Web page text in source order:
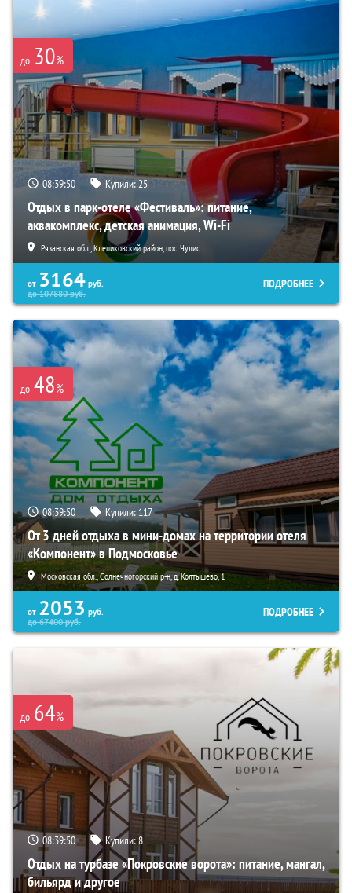
до 30%
08:39:48 Купили:25
Отдых в парк-отеле «Фестиваль»: питание,
аквакомплекс, детская анимация, Wi-Fi
Рязанская обл., Клепиковский район, пос. Чулис
от 3164 руб.
до107880руб.
ПОДРОБНЕЕ
до 48%
08:39:48 Купили: 117
От 3 дней отдыха в мини-домах на территории отеля
«Компонент» в Подмосковье
Московская обл., Солнечногорский р-н, д. Колтышево, 1
от 2053 руб.
до67400руб.
ПОДРОБНЕЕ
до 64%
08:39:48 Купили:8
Отдых на турбазе «Покровские ворота»: питание, мангал,
бильярд и другое